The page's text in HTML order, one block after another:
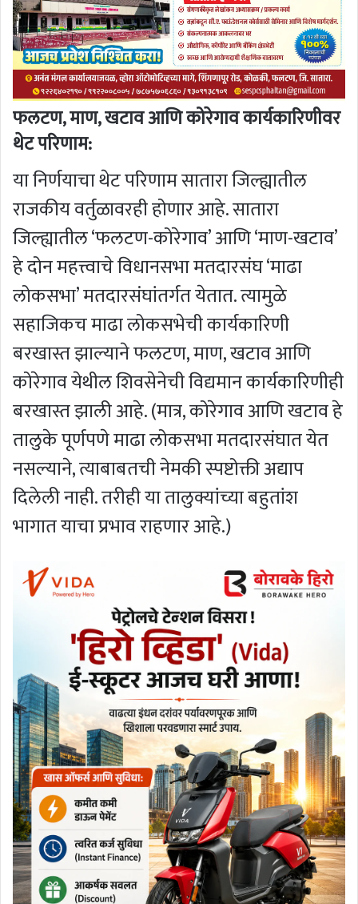
फलटण, माण, खटाव आणि कोरेगाव कार्यकारिणीवर
थेट परिणाम:
या निर्णयाचा थेट परिणाम सातारा जिल्ह्यातील
राजकीय वर्तुळावरही होणार आहे. सातारा
जिल्ह्यातील ‘फलटण-कोरेगाव’ आणि ‘माण-खटाव’
हे दोन महत्त्वाचे विधानसभा मतदारसंघ ‘माढा
लोकसभा’ मतदारसंघांतर्गत येतात. त्यामुळे
सहाजिकच माढा लोकसभेची कार्यकारिणी
बरखास्त झाल्याने फलटण, माण, खटाव आणि
कोरेगाव येथील शिवसेनेची विद्यमान कार्यकारिणीही
बरखास्त झाली आहे. (मात्र, कोरेगाव आणि खटाव हे
तालुके पूर्णपणे माढा लोकसभा मतदारसंघात येत
नसल्याने, त्याबाबतची नेमकी स्पष्टोक्ती अद्याप
दिलेली नाही. तरीही या तालुक्यांच्या बहुतांश
भागात याचा प्रभाव राहणार आहे.)